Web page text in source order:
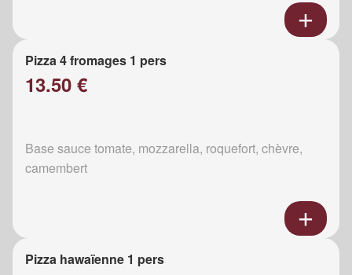
Pizza 4 fromages 1 pers
13.50 €
Base sauce tomate, mozzarella, roquefort, chèvre,
camembert
Pizza hawaïenne 1 pers